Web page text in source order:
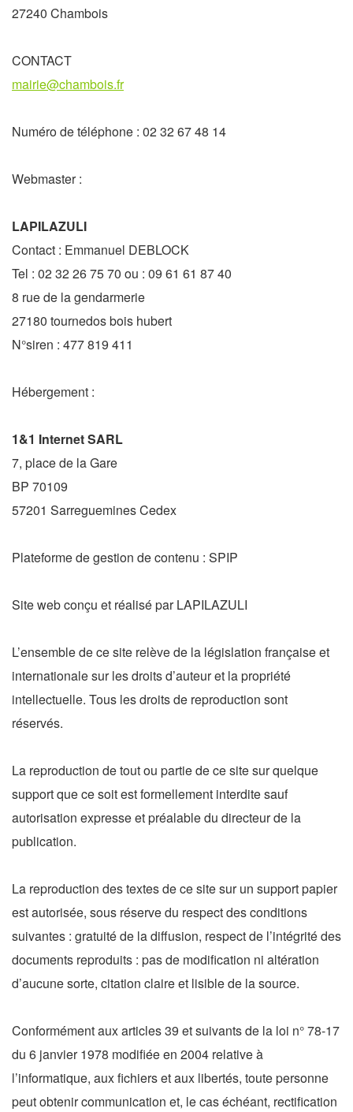
27240 Chambois
CONTACT
mairie@chambois.fr
Numéro de téléphone : 02 32 67 48 14
Webmaster :
LAPILAZULI
Contact : Emmanuel DEBLOCK
Tel : 02 32 26 75 70 ou : 09 61 61 87 40
8 rue de la gendarmerie
27180 tournedos bois hubert
N°siren : 477 819 411
Hébergement :
1&1 Internet SARL
7, place de la Gare
BP 70109
57201 Sarreguemines Cedex
Plateforme de gestion de contenu : SPIP
Site web conçu et réalisé par LAPILAZULI
L’ensemble de ce site relève de la législation française et
internationale sur les droits d’auteur et la propriété
intellectuelle. Tous les droits de reproduction sont
réservés.
La reproduction de tout ou partie de ce site sur quelque
support que ce soit est formellement interdite sauf
autorisation expresse et préalable du directeur de la
publication.
La reproduction des textes de ce site sur un support papier
est autorisée, sous réserve du respect des conditions
suivantes : gratuité de la diffusion, respect de l’intégrité des
documents reproduits : pas de modification ni altération
d’aucune sorte, citation claire et lisible de la source.
Conformément aux articles 39 et suivants de la loi n° 78-17
du 6 janvier 1978 modifiée en 2004 relative à
l’informatique, aux fichiers et aux libertés, toute personne
peut obtenir communication et, le cas échéant, rectification